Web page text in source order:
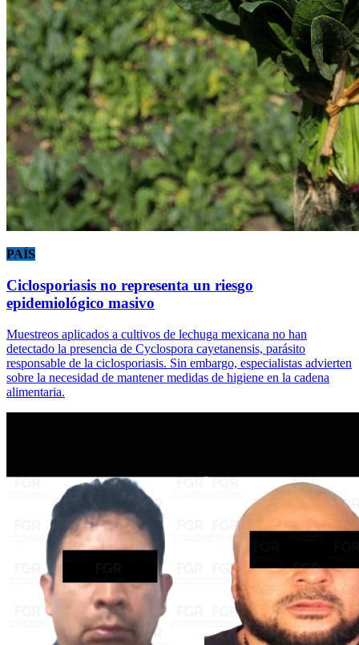
PAÍS
Ciclosporiasis no representa un riesgo
epidemiológico masivo
Muestreos aplicados a cultivos de lechuga mexicana no han
detectado la presencia de Cyclospora cayetanensis, parásito
responsable de la ciclosporiasis. Sin embargo, especialistas advierten
sobre la necesidad de mantener medidas de higiene en la cadena
alimentaria.